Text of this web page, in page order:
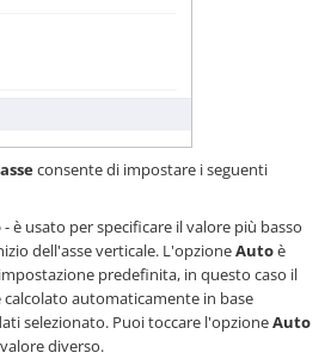
consente di impostare i seguenti
- è usato per specificare il valore più basso
dell'asse verticale. L'opzioneAutoè
predefinita, in questo caso il
automaticamente in base
selezionato. Puoi toccare l'opzioneAuto
diverso.